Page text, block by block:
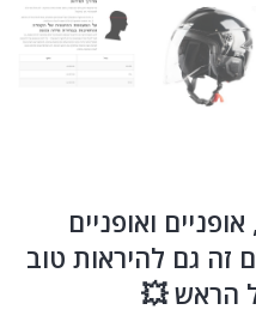
ואופניים
זה גם להיראות טוב
הראש 💥